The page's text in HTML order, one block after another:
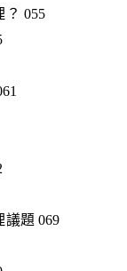
055
題 069